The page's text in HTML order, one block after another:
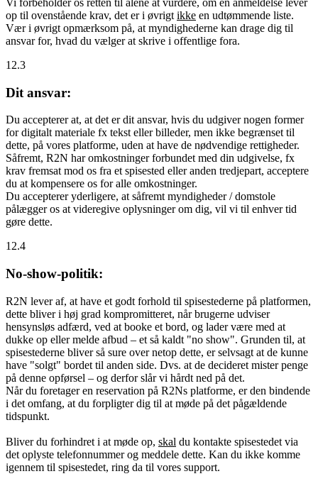
op til ovenstående krav, det er i øvrigt ikke en udtømmende liste.
Vær i øvrigt opmærksom på, at myndighederne kan drage dig til
ansvar for, hvad du vælger at skrive i offentlige fora.
12.3
Dit ansvar:
Du accepterer at, at det er dit ansvar, hvis du udgiver nogen former
for digitalt materiale fx tekst eller billeder, men ikke begrænset til
dette, på vores platforme, uden at have de nødvendige rettigheder.
Såfremt, R2N har omkostninger forbundet med din udgivelse, fx
krav fremsat mod os fra et spisested eller anden tredjepart, acceptere
du at kompensere os for alle omkostninger.
Du accepterer yderligere, at såfremt myndigheder / domstole
pålægger os at videregive oplysninger om dig, vil vi til enhver tid
gøre dette.
12.4
No-show-politik:
R2N lever af, at have et godt forhold til spisestederne på platformen,
dette bliver i høj grad kompromitteret, når brugerne udviser
hensynsløs adfærd, ved at booke et bord, og lader være med at
dukke op eller melde afbud – et så kaldt "no show". Grunden til, at
spisestederne bliver så sure over netop dette, er selvsagt at de kunne
have "solgt" bordet til anden side. Dvs. at de decideret mister penge
på denne opførsel – og derfor slår vi hårdt ned på det.
Når du foretager en reservation på R2Ns platforme, er den bindende
i det omfang, at du forpligter dig til at møde på det pågældende
tidspunkt.
Bliver du forhindret i at møde op, skal du kontakte spisestedet via
det oplyste telefonnummer og meddele dette. Kan du ikke komme
igennem til spisestedet, ring da til vores support.